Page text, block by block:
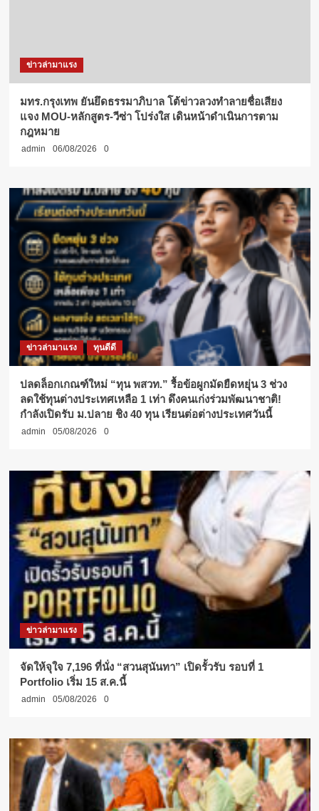
ข่าวล่ามาแรง
มทร.กรุงเทพ ยันยึดธรรมาภิบาล โต้ข่าวลวงทำลายชื่อเสียง
แจง MOU-หลักสูตร-วีซ่า โปร่งใส เดินหน้าดำเนินการตาม
กฎหมาย
admin 06/08/2026 0
ข่าวล่ามาแรง ทุนดีดี
ปลดล็อกเกณฑ์ใหม่ “ทุน พสวท.” รื้อข้อผูกมัดยืดหยุ่น 3 ช่วง
ลดใช้ทุนต่างประเทศเหลือ 1 เท่า ดึงคนเก่งร่วมพัฒนาชาติ!
กำลังเปิดรับ ม.ปลาย ชิง 40 ทุน เรียนต่อต่างประเทศวันนี้
admin 05/08/2026 0
ข่าวล่ามาแรง
จัดให้จุใจ 7,196 ที่นั่ง “สวนสุนันทา” เปิดรั้วรับ รอบที่ 1
Portfolio เริ่ม 15 ส.ค.นี้
admin 05/08/2026 0